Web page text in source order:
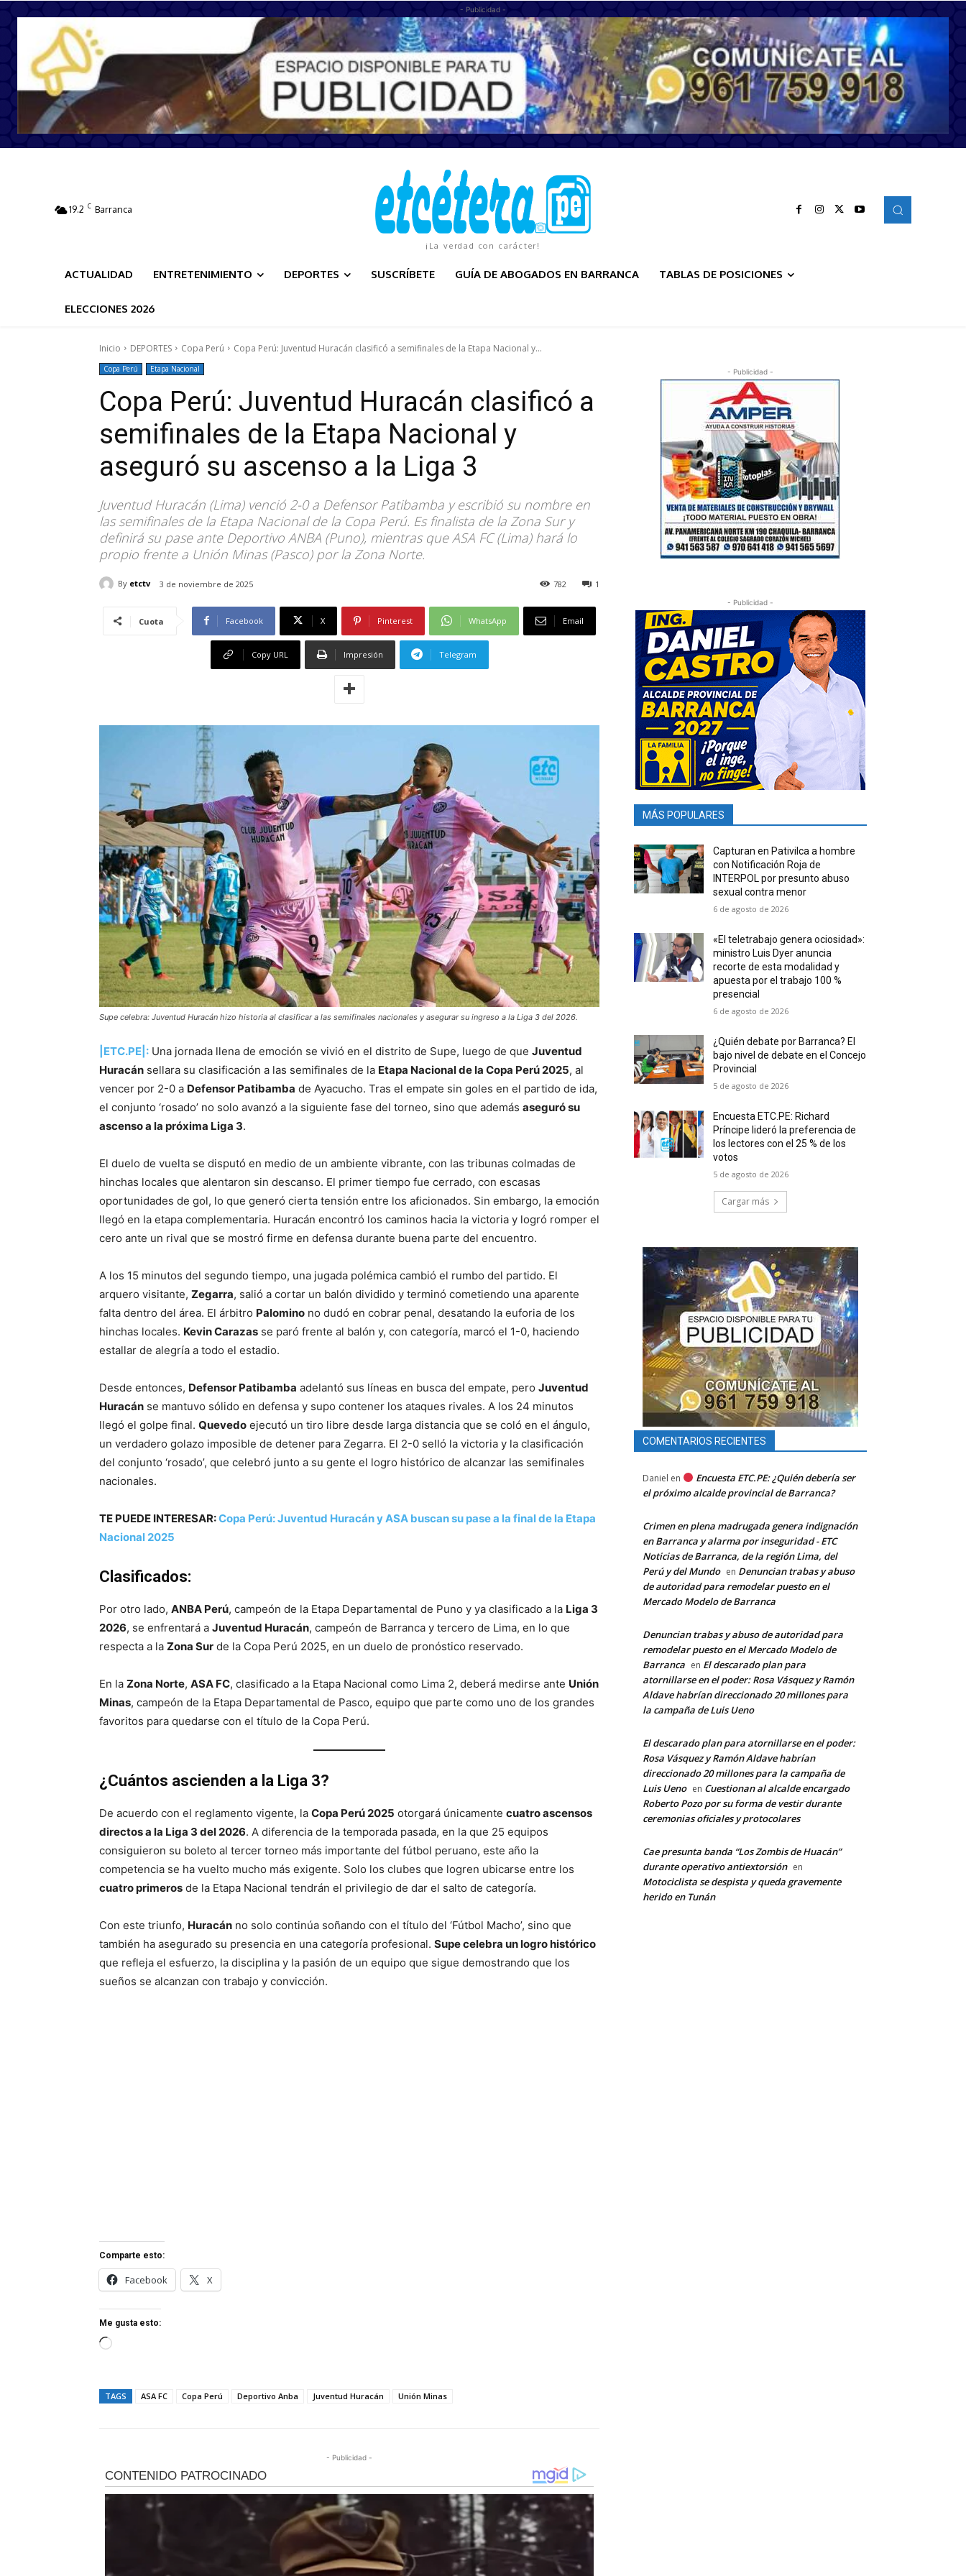
- Publicidad -
19.2 C Barranca
¡La verdad con carácter!
ACTUALIDAD ENTRETENIMIENTO DEPORTES SUSCRÍBETE GUÍA DE ABOGADOS EN BARRANCA TABLAS DE POSICIONES
ELECCIONES 2026
Inicio DEPORTES Copa Perú Copa Perú: Juventud Huracán clasificó a semifinales de la Etapa Nacional y...
Copa Perú Etapa Nacional
Copa Perú: Juventud Huracán clasificó a
semifinales de la Etapa Nacional y
aseguró su ascenso a la Liga 3
Juventud Huracán (Lima) venció 2-0 a Defensor Patibamba y escribió su nombre en
las semifinales de la Etapa Nacional de la Copa Perú. Es finalista de la Zona Sur y
definirá su pase ante Deportivo ANBA (Puno), mientras que ASA FC (Lima) hará lo
propio frente a Unión Minas (Pasco) por la Zona Norte.
By etctv 3 de noviembre de 2025 1
782
Cuota Facebook X Pinterest WhatsApp Email
Copy URL Impresión Telegram
Supe celebra: Juventud Huracán hizo historia al clasificar a las semifinales nacionales y asegurar su ingreso a la Liga 3 del 2026.
|ETC.PE|: Una jornada llena de emoción se vivió en el distrito de Supe, luego de que Juventud
Huracán sellara su clasificación a las semifinales de la Etapa Nacional de la Copa Perú 2025, al
vencer por 2-0 a Defensor Patibamba de Ayacucho. Tras el empate sin goles en el partido de ida,
el conjunto ‘rosado’ no solo avanzó a la siguiente fase del torneo, sino que además aseguró su
ascenso a la próxima Liga 3.
El duelo de vuelta se disputó en medio de un ambiente vibrante, con las tribunas colmadas de
hinchas locales que alentaron sin descanso. El primer tiempo fue cerrado, con escasas
oportunidades de gol, lo que generó cierta tensión entre los aficionados. Sin embargo, la emoción
llegó en la etapa complementaria. Huracán encontró los caminos hacia la victoria y logró romper el
cero ante un rival que se mostró firme en defensa durante buena parte del encuentro.
A los 15 minutos del segundo tiempo, una jugada polémica cambió el rumbo del partido. El
arquero visitante, Zegarra, salió a cortar un balón dividido y terminó cometiendo una aparente
falta dentro del área. El árbitro Palomino no dudó en cobrar penal, desatando la euforia de los
hinchas locales. Kevin Carazas se paró frente al balón y, con categoría, marcó el 1-0, haciendo
estallar de alegría a todo el estadio.
Desde entonces, Defensor Patibamba adelantó sus líneas en busca del empate, pero Juventud
Huracán se mantuvo sólido en defensa y supo contener los ataques rivales. A los 24 minutos
llegó el golpe final. Quevedo ejecutó un tiro libre desde larga distancia que se coló en el ángulo,
un verdadero golazo imposible de detener para Zegarra. El 2-0 selló la victoria y la clasificación
del conjunto ‘rosado’, que celebró junto a su gente el logro histórico de alcanzar las semifinales
nacionales.
TE PUEDE INTERESAR:Copa Perú: Juventud Huracán y ASA buscan su pase a la final de la Etapa
Nacional 2025
Clasificados:
Por otro lado, ANBA Perú, campeón de la Etapa Departamental de Puno y ya clasificado a la Liga 3
2026, se enfrentará a Juventud Huracán, campeón de Barranca y tercero de Lima, en lo que
respecta a la Zona Sur de la Copa Perú 2025, en un duelo de pronóstico reservado.
En la Zona Norte, ASA FC, clasificado a la Etapa Nacional como Lima 2, deberá medirse ante Unión
Minas, campeón de la Etapa Departamental de Pasco, equipo que parte como uno de los grandes
favoritos para quedarse con el título de la Copa Perú.
¿Cuántos ascienden a la Liga 3?
De acuerdo con el reglamento vigente, la Copa Perú 2025 otorgará únicamente cuatro ascensos
directos a la Liga 3 del 2026. A diferencia de la temporada pasada, en la que 25 equipos
consiguieron su boleto al tercer torneo más importante del fútbol peruano, este año la
competencia se ha vuelto mucho más exigente. Solo los clubes que logren ubicarse entre los
cuatro primeros de la Etapa Nacional tendrán el privilegio de dar el salto de categoría.
Con este triunfo, Huracán no solo continúa soñando con el título del ‘Fútbol Macho’, sino que
también ha asegurado su presencia en una categoría profesional. Supe celebra un logro histórico
que refleja el esfuerzo, la disciplina y la pasión de un equipo que sigue demostrando que los
sueños se alcanzan con trabajo y convicción.
Comparte esto:
Facebook X
Me gusta esto:
C
g
o
.
TAGS ASA FC Copa Perú Deportivo Anba Juventud Huracán Unión Minas
- Publicidad -
- Publicidad -
- Publicidad -
MÁS POPULARES
Capturan en Pativilca a hombre
con Notificación Roja de
INTERPOL por presunto abuso
sexual contra menor
6 de agosto de 2026
«El teletrabajo genera ociosidad»:
ministro Luis Dyer anuncia
recorte de esta modalidad y
apuesta por el trabajo 100 %
presencial
6 de agosto de 2026
¿Quién debate por Barranca? El
bajo nivel de debate en el Concejo
Provincial
5 de agosto de 2026
Encuesta ETC.PE: Richard
Príncipe lideró la preferencia de
los lectores con el 25 % de los
votos
5 de agosto de 2026
Cargar más
COMENTARIOS RECIENTES
Daniel en
Encuesta ETC.PE: ¿Quién debería ser
el próximo alcalde provincial de Barranca?
Crimen en plena madrugada genera indignación
en Barranca y alarma por inseguridad - ETC
Noticias de Barranca, de la región Lima, del
Perú y del Mundo en Denuncian trabas y abuso
de autoridad para remodelar puesto en el
Mercado Modelo de Barranca
Denuncian trabas y abuso de autoridad para
remodelar puesto en el Mercado Modelo de
Barranca en El descarado plan para
atornillarse en el poder: Rosa Vásquez y Ramón
Aldave habrían direccionado 20 millones para
la campaña de Luis Ueno
El descarado plan para atornillarse en el poder:
Rosa Vásquez y Ramón Aldave habrían
direccionado 20 millones para la campaña de
Luis Ueno en Cuestionan al alcalde encargado
Roberto Pozo por su forma de vestir durante
ceremonias oficiales y protocolares
Cae presunta banda “Los Zombis de Huacán”
durante operativo antiextorsión en
Motociclista se despista y queda gravemente
herido en Tunán